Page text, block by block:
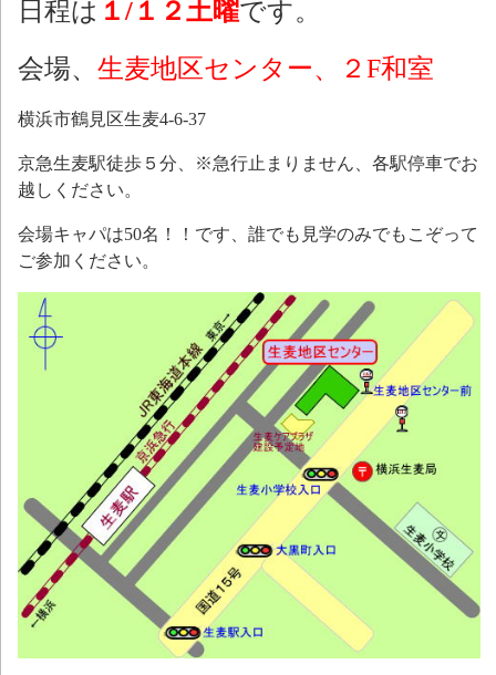
日程は １/１２土曜です。
会場、 生麦地区センター、 ２F和室
横浜市鶴見区生麦4-6-37
京急生麦駅徒歩５分、※急行止まりません、各駅停車でお
越しください。
会場キャパは50名！！です、誰でも見学のみでもこぞって
ご参加ください。